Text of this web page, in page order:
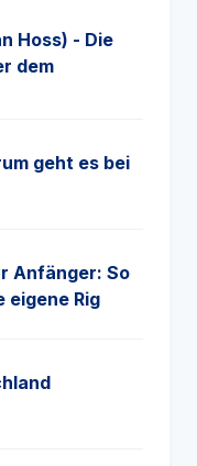
Hoss) - Die
dem
geht es bei
Anfänger: So
eigene Rig